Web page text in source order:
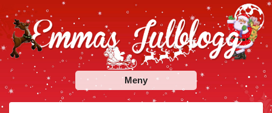
Skip
to
content
Emmas Julblogg
Julbloggar om julnyheter, julklappstips, julkalendrar,
adventskalendrar , julpyssel och julrecept!
Meny